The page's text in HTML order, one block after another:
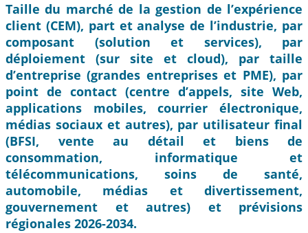
Taille du marché de la gestion de l’expérience
client (CEM), part et analyse de l’industrie, par
composant (solution et services), par
déploiement (sur site et cloud), par taille
d’entreprise (grandes entreprises et PME), par
point de contact (centre d’appels, site Web,
applications mobiles, courrier électronique,
médias sociaux et autres), par utilisateur final
(BFSI, vente au détail et biens de
consommation, informatique et
télécommunications, soins de santé,
automobile, médias et divertissement,
gouvernement et autres) et prévisions
régionales 2026-2034.